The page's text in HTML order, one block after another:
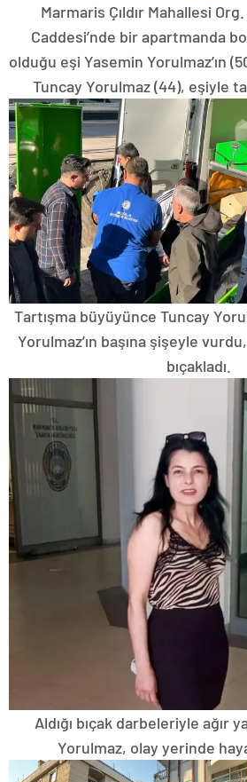
Marmaris Çıldır Mahallesi
Caddesi’nde bir apartmanda
olduğu eşi Yasemin Yorulmaz’ın
Tuncay Yorulmaz (44), eşiyle
Tartışma büyüyünce Tuncay
Yorulmaz’ın başına şişeyle
bıçakladı.
Aldığı bıçak darbeleriyle ağır
Yorulmaz, olay yerinde